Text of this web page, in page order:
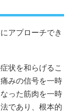
アプローチでき
状を和らげるこ
みの信号を一時
った筋肉を一時
であり、根本的